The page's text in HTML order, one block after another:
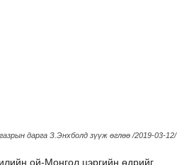
дарга З.Энхболд зүүж өглөө /2019-03-12/
ой-Монгол цэргийн өдрийг